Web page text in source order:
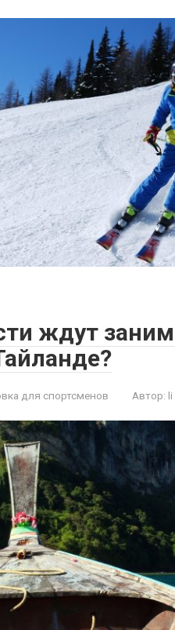
ждут
для спортсменов Автор: li